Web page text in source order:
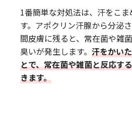
1番簡単な対処法は、汗をこ
す。アポクリン汗腺から分泌
間皮膚に残ると、常在菌や雑
臭いが発生します。 汗をかい
とで、常在菌や雑菌と反応す
きます。